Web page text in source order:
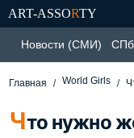
ART-ASSORTY
Новости (СМИ) СПб
Главная World Girls
Что нужно